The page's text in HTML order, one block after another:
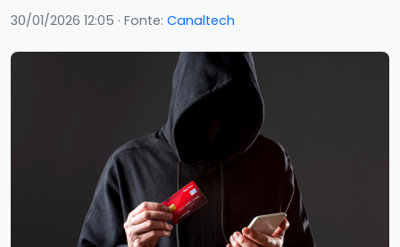
30/01/2026 12:05 · Fonte: Canaltech